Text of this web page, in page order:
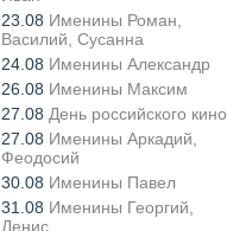
23.08 Именины Роман,
Василий, Сусанна
24.08 Именины Александр
26.08 Именины Максим
27.08 День российского кино
27.08 Именины Аркадий,
Феодосий
30.08 Именины Павел
31.08 Именины Георгий,
Денис